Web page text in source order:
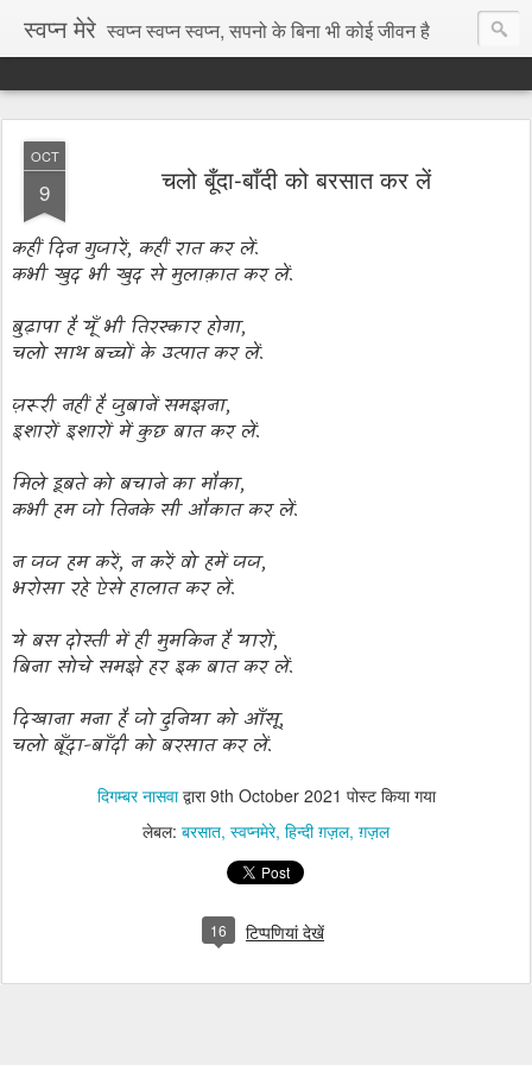
स्वप्न मेरे स्वप्न स्वप्न स्वप्न, सपनो के बिना भी कोई जीवन है
OCT
9 चलो बूँदा-बाँदी को बरसात कर लें
कहीं दिन गुजारें, कहीं रात कर लें.
कभी खुद भी खुद से मुलाक़ात कर लें.
बुढ़ापा है यूँ भी तिरस्कार होगा,
चलो साथ बच्चों के उत्पात कर लें.
ज़रूरी नहीं है जुबानें समझना,
इशारों इशारों में कुछ बात कर लें.
मिले डूबते को बचाने का मौका,
कभी हम जो तिनके सी औकात कर लें.
न जज हम करें, न करें वो हमें जज,
भरोसा रहे ऐसे हालात कर लें.
ये बस दोस्ती में ही मुमकिन है यारों,
बिना सोचे समझे हर इक बात कर लें.
दिखाना मना है जो दुनिया को आँसू,
चलो बूँदा-बाँदी को बरसात कर लें.
दिगम्बर नासवाद्वारा9th October 2021 पोस्ट किया गया
लेबल: बरसात स्वप्नमेरे हिन्दी ग़ज़ल ग़ज़ल
16 टिप्पणियां देखें